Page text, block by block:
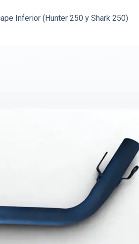
Inferior (Hunter 250 y Shark 250)